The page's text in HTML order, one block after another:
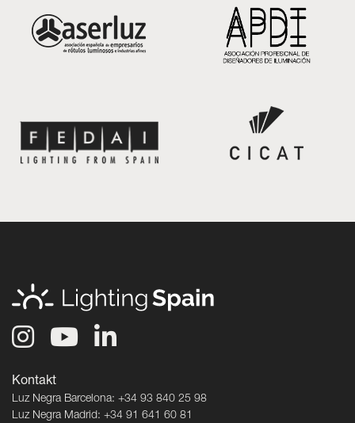
Kontakt
Luz Negra Barcelona: +34 93 840 25 98
Luz Negra Madrid: +34 91 641 60 81